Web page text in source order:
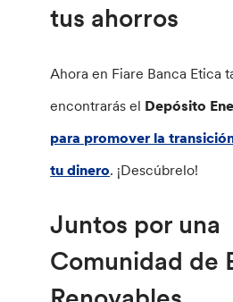
tus ahorros
Ahora en Fiare Banca Etica
encontrarás el Depósito
para promover la
tu dinero. ¡Descúbrelo!
Juntos por una
Comunidad de